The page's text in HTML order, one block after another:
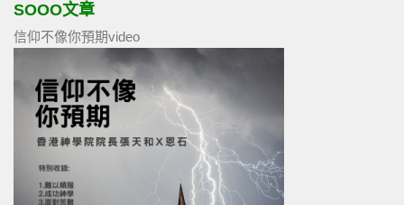
SOOO文章
信仰不像你預期video